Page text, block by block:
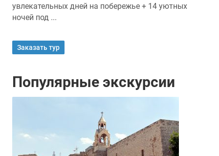
увлекательных дней на побережье + 14 уютных
ночей под ...
Заказать тур
Популярные экскурсии